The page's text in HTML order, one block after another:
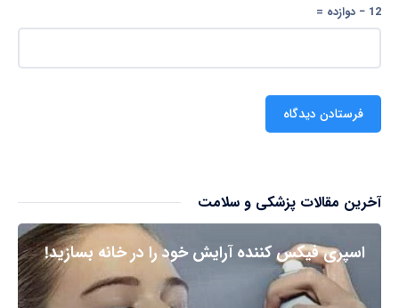
12 − دوازده =
آخرین مقالات پزشکی و سلامت
اسپری فیکس کننده آرایش خود را در خانه بسازید!